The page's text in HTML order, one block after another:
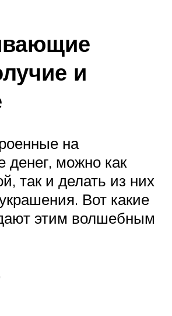
и
на
денег, можно как
так и делать из них
Вот какие
этим волшебным